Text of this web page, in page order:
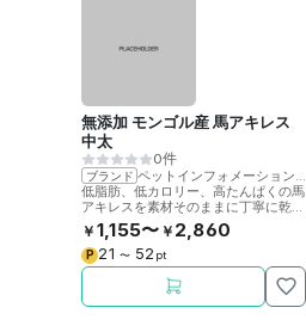
無添加 モンゴル産 馬アキレス
中太
0件
ブランド
低脂肪、低カロリー、高たんぱくの馬
アキレスを素材そのままに丁寧に乾燥
させました。噛むことで歯の健康をサ
ポート。
￥ 1,155〜 ￥ 2,860
P 21 〜 52 pt